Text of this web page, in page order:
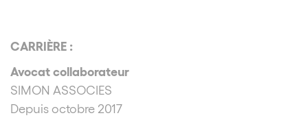
CARRIÈRE :
Avocat collaborateur
SIMON ASSOCIES
Depuis octobre 2017